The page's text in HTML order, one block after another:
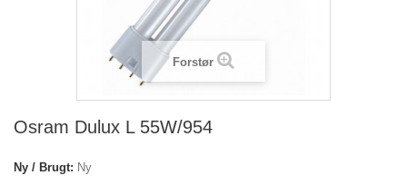
Forstør
Osram Dulux L 55W/954
Ny / Brugt: Ny